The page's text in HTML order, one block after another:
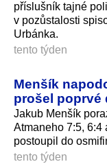
příslušník tajné
v pozůstalosti
Urbánka.
tento týden
Menšík
prošel poprvé
Jakub Menšík
Atmaneho 7:5, 6:4
postoupil do
tento týden